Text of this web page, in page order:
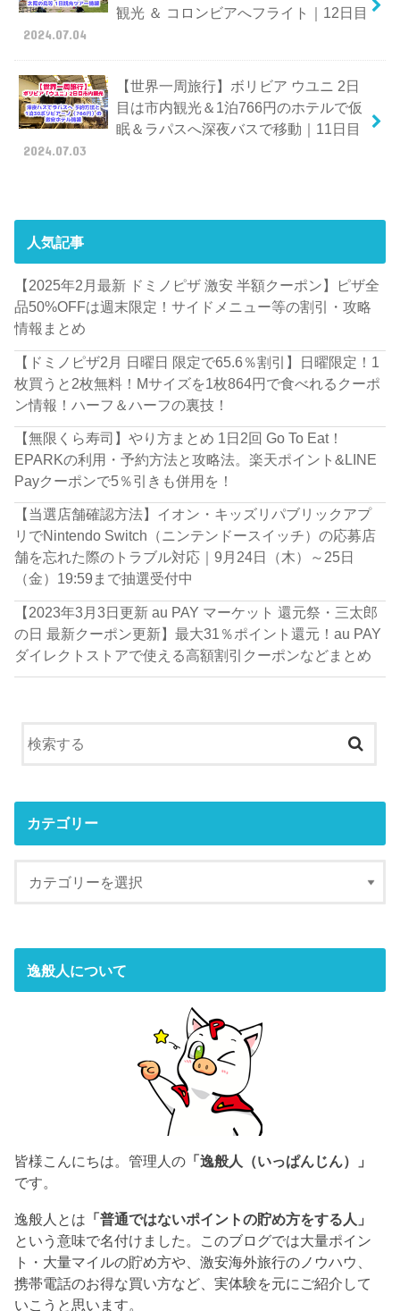
観光 ＆ コロンビアへフライト｜12日目
2024.07.04
【世界一周旅行】ボリビア ウユニ 2日
目は市内観光＆1泊766円のホテルで仮
眠＆ラパスへ深夜バスで移動｜11日目
2024.07.03
人気記事
【2025年2月最新 ドミノピザ 激安 半額クーポン】ピザ全
品50%OFFは週末限定！サイドメニュー等の割引・攻略
情報まとめ
【ドミノピザ2月 日曜日 限定で65.6％割引】日曜限定！1
枚買うと2枚無料！Mサイズを1枚864円で食べれるクーポ
ン情報！ハーフ＆ハーフの裏技！
【無限くら寿司】やり方まとめ 1日2回 Go To Eat！
EPARKの利用・予約方法と攻略法。楽天ポイント&LINE
Payクーポンで5％引きも併用を！
【当選店舗確認方法】イオン・キッズリパブリックアプ
リでNintendo Switch（ニンテンドースイッチ）の応募店
舗を忘れた際のトラブル対応｜9月24日（木）～25日
（金）19:59まで抽選受付中
【2023年3月3日更新 au PAY マーケット 還元祭・三太郎
の日 最新クーポン更新】最大31％ポイント還元！au PAY
ダイレクトストアで使える高額割引クーポンなどまとめ
カテゴリー
逸般人について
皆様こんにちは。管理人の 「逸般人（いっぱんじん）」
です。
逸般人とは 「普通ではないポイントの貯め方をする人」
という意味で名付けました。このブログでは大量ポイン
ト・大量マイルの貯め方や、激安海外旅行のノウハウ、
携帯電話のお得な買い方など、実体験を元にご紹介して
いこうと思います。